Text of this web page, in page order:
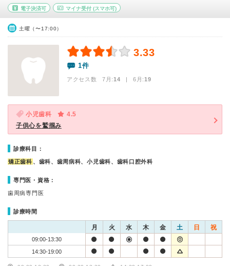
電子決済可 マイナ受付(スマホ可)
土曜（〜17:00）
3.33
1件
アクセス数 7月:14 | 6月:19
小児歯科
4.5
子供心を鷲掴み
診療科目：
矯正歯科 、歯科、歯周病科、小児歯科、歯科口腔外科
専門医・資格：
歯周病専門医
診療時間
月 火 水 木 金 土 日 祝
09:00-13:30
14:30-19:00